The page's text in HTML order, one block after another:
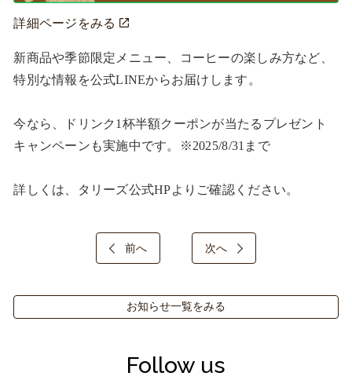
詳細ページをみる
新商品や季節限定メニュー、コーヒーの楽しみ方など、
特別な情報を公式LINEからお届けします。
今なら、ドリンク1杯半額クーポンが当たるプレゼント
キャンペーンも実施中です。※2025/8/31まで
詳しくは、タリーズ公式HPよりご確認ください。
前へ 次へ
お知らせ一覧をみる
Follow us